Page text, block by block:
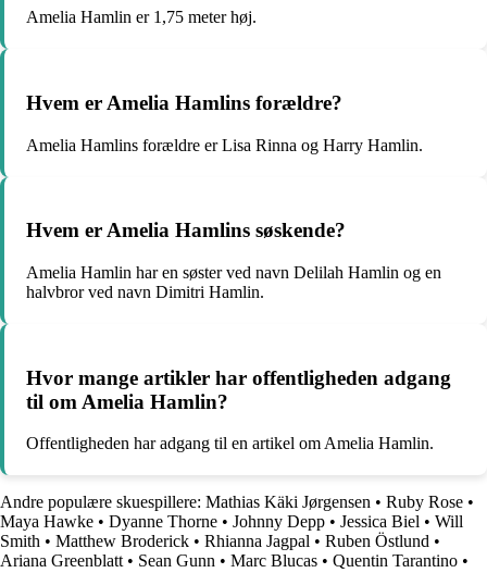
Amelia Hamlin er 1,75 meter høj.
Hvem er Amelia Hamlins forældre?
Amelia Hamlins forældre er Lisa Rinna og Harry Hamlin.
Hvem er Amelia Hamlins søskende?
Amelia Hamlin har en søster ved navn Delilah Hamlin og en
halvbror ved navn Dimitri Hamlin.
Hvor mange artikler har offentligheden adgang
til om Amelia Hamlin?
Offentligheden har adgang til en artikel om Amelia Hamlin.
Andre populære skuespillere: Mathias Käki Jørgensen • Ruby Rose •
Maya Hawke • Dyanne Thorne • Johnny Depp • Jessica Biel • Will
Smith • Matthew Broderick • Rhianna Jagpal • Ruben Östlund •
Ariana Greenblatt• Sean Gunn • Marc Blucas • Quentin Tarantino •